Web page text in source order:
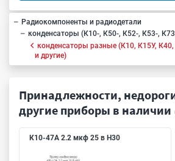
Радиокомпоненты и радиодетали
конденсаторы (К10-, К50-, К52-, К53-,
конденсаторы разные (К10, К15У,
и другие)
Принадлежности,
другие приборы в наличии
К10-47А 2.2 мкф 25 в Н30